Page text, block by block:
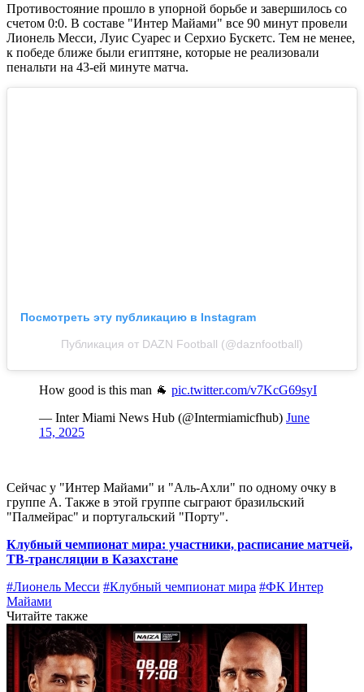
Противостояние прошло в упорной борьбе и завершилось со
счетом 0:0. В составе "Интер Майами" все 90 минут провели
Лионель Месси, Луис Суарес и Серхио Бускетс. Тем не менее,
к победе ближе были египтяне, которые не реализовали
пенальти на 43-ей минуте матча.
Посмотреть эту публикацию в Instagram
Публикация от DAZN Football (@daznfootball)
How good is this man 🐐 pic.twitter.com/v7KcG69syI
— Inter Miami News Hub (@Intermiamicfhub) June
15, 2025
Сейчас у "Интер Майами" и "Аль-Ахли" по одному очку в
группе А. Также в этой группе сыграют бразильский
"Палмейрас" и португальский "Порту".
Клубный чемпионат мира: участники, расписание матчей,
ТВ-трансляции в Казахстане
#Лионель Месси #Клубный чемпионат мира #ФК Интер
Майами
Читайте также